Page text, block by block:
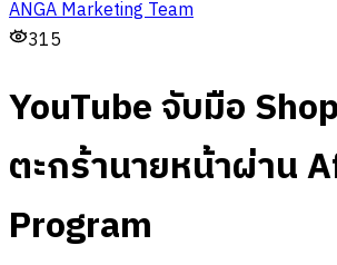
ANGA Marketing Team
315
YouTube จับมือ
ตะกร้านายหน้าผ่าน
Program